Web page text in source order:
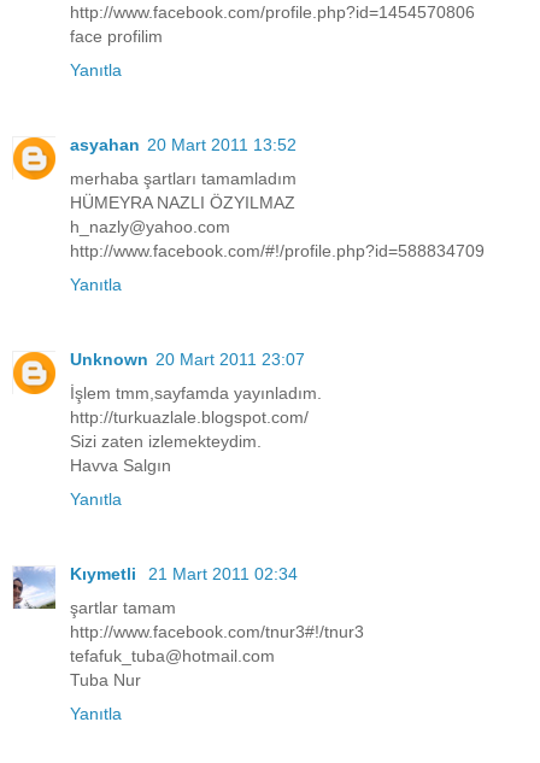
http://www.facebook.com/profile.php?id=1454570806
face profilim
Yanıtla
asyahan 20 Mart 2011 13:52
merhaba şartları tamamladım
HÜMEYRA NAZLI ÖZYILMAZ
h_nazly@yahoo.com
http://www.facebook.com/#!/profile.php?id=588834709
Yanıtla
Unknown 20 Mart 2011 23:07
İşlem tmm,sayfamda yayınladım.
http://turkuazlale.blogspot.com/
Sizi zaten izlemekteydim.
Havva Salgın
Yanıtla
Kıymetli
21 Mart 2011 02:34
şartlar tamam
http://www.facebook.com/tnur3#!/tnur3
tefafuk_tuba@hotmail.com
Tuba Nur
Yanıtla